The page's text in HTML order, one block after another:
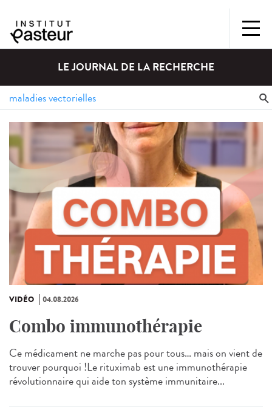
LE JOURNAL DE LA RECHERCHE
VIDÉO 04.08.2026
Combo immunothérapie
Ce médicament ne marche pas pour tous… mais on vient de
trouver pourquoi !Le rituximab est une immunothérapie
révolutionnaire qui aide ton système immunitaire...